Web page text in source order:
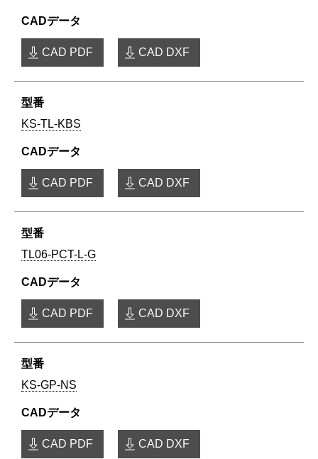
CAD PDF CAD DXF
KS-TL-KBS
CAD PDF CAD DXF
TL06-PCT-L-G
CAD PDF CAD DXF
KS-GP-NS
CAD PDF CAD DXF